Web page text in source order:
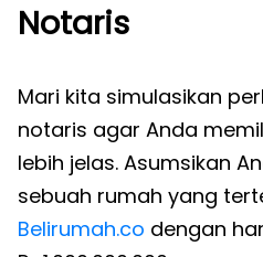
Notaris
Mari kita simulasikan
notaris agar Anda
lebih jelas. Asumsikan
sebuah rumah yang
Belirumah.co dengan